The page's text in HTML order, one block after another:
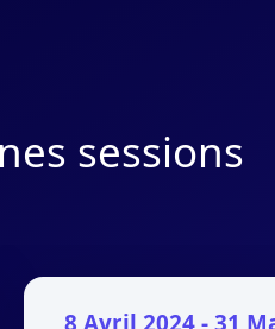
sessions
8 Avril 2024 - 31